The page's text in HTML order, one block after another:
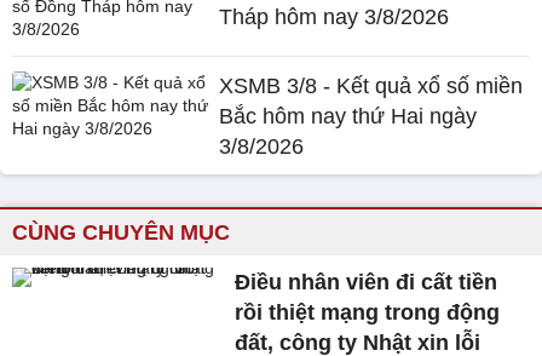
Tháp hôm nay 3/8/2026
XSMB 3/8 - Kết quả xổ số miền
Bắc hôm nay thứ Hai ngày
3/8/2026
CÙNG CHUYÊN MỤC
Điều nhân viên đi cất tiền
rồi thiệt mạng trong động
đất, công ty Nhật xin lỗi